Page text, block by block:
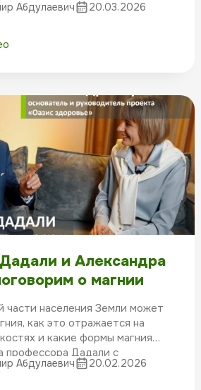
Абдулаевич
20.03.2026
и Александра
о магнии
части населения Земли может
как это отражается на
и какие формы магния
профессора Дадали с
здоровья» Александрой
Абдулаевич
20.02.2026